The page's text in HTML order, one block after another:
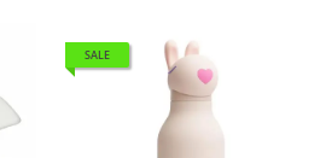
SALE